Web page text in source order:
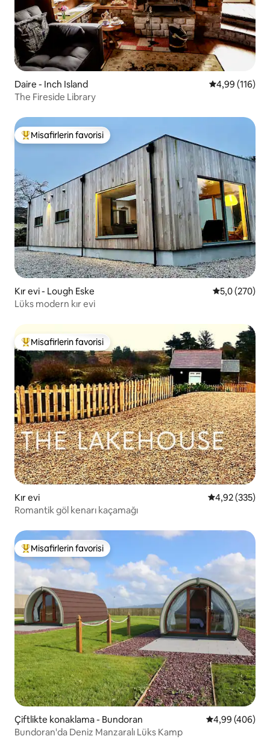
Daire - Inch Island 5 üzerinden
4,99 (116)
The Fireside Library
Misafirlerin favorilerinden en beğenilenler arasında
Misafirlerin favorisi
Kır evi - Lough Eske 5 üzerinden
5,0 (270)
Lüks modern kır evi
Misafirlerin favorilerinden en beğenilenler arasında
Misafirlerin favorisi
Kır evi 5 üzerinden
4,92 (335)
Romantik göl kenarı kaçamağı
Misafirlerin favorilerinden en beğenilenler arasında
Misafirlerin favorisi
Çiftlikte konaklama - Bundoran 5 üzerinden
4,99 (406)
Bundoran'da Deniz Manzaralı Lüks Kamp